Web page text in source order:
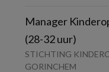
Manager
(28-32 uur)
STICHTING
GORINCHEM